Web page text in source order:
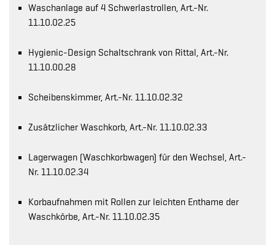
Waschanlage auf 4 Schwerlastrollen, Art.-Nr.
11.10.02.25
Hygienic-Design Schaltschrank von Rittal, Art.-Nr.
11.10.00.28
Scheibenskimmer, Art.-Nr. 11.10.02.32
Zusätzlicher Waschkorb, Art.-Nr. 11.10.02.33
Lagerwagen (Waschkorbwagen) für den Wechsel, Art.-
Nr. 11.10.02.34
Korbaufnahmen mit Rollen zur leichten Enthame der
Waschkörbe, Art.-Nr. 11.10.02.35